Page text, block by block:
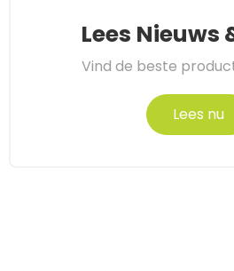
Lees Nieuws
Vind de beste
Lees nu